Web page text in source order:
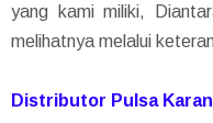
yang kami miliki,
melihatnya melalui
Distributor Pulsa